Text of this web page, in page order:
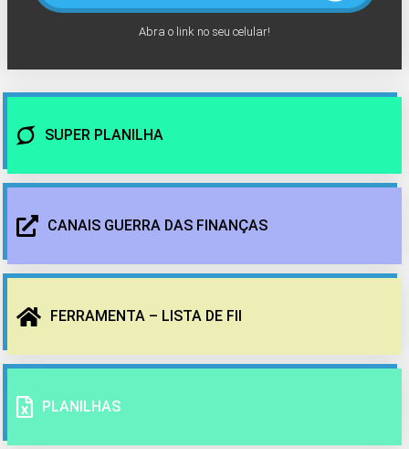
Abra o link no seu celular!
SUPER PLANILHA
CANAIS GUERRA DAS FINANÇAS
FERRAMENTA – LISTA DE FII
PLANILHAS